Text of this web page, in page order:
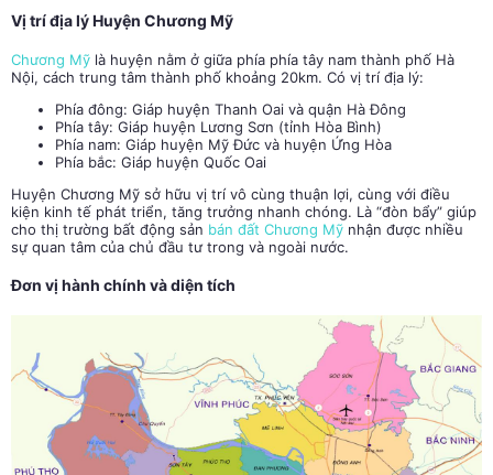
Vị trí địa lý Huyện Chương Mỹ
Chương Mỹ là huyện nằm ở giữa phía phía tây nam thành phố Hà
Nội, cách trung tâm thành phố khoảng 20km. Có vị trí địa lý:
Phía đông: Giáp huyện Thanh Oai và quận Hà Đông
Phía tây: Giáp huyện Lương Sơn (tỉnh Hòa Bình)
Phía nam: Giáp huyện Mỹ Đức và huyện Ứng Hòa
Phía bắc: Giáp huyện Quốc Oai
Huyện Chương Mỹ sở hữu vị trí vô cùng thuận lợi, cùng với điều
kiện kinh tế phát triển, tăng trưởng nhanh chóng. Là “đòn bẩy” giúp
cho thị trường bất động sản bán đất Chương Mỹ nhận được nhiều
sự quan tâm của chủ đầu tư trong và ngoài nước.
Đơn vị hành chính và diện tích